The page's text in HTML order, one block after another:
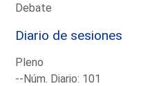
Debate
Diario de sesiones
Pleno
--Núm. Diario: 101